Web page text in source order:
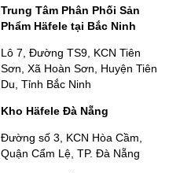
Trung Tâm Phân Phối Sản
Phẩm Häfele tại Bắc Ninh
Lô 7, Đường TS9, KCN Tiên
Sơn, Xã Hoàn Sơn, Huyện Tiên
Du, Tỉnh Bắc Ninh
Kho Häfele Đà Nẵng
Đường số 3, KCN Hòa Cầm,
Quận Cẩm Lệ, TP. Đà Nẵng